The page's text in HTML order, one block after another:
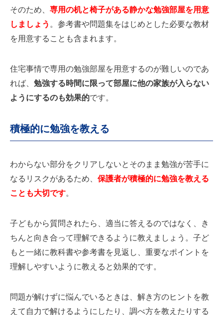
そのため、 専用の机と椅子がある静かな勉強部屋を用意
しましょう 。参考書や問題集をはじめとした必要な教材
を用意することも含まれます。
住宅事情で専用の勉強部屋を用意するのが難しいのであ
れば、 勉強する時間に限って部屋に他の家族が入らない
ようにするのも効果的です。
積極的に勉強を教える
わからない部分をクリアしないとそのまま勉強が苦手に
なるリスクがあるため、 保護者が積極的に勉強を教える
ことも大切です。
子どもから質問されたら、適当に答えるのではなく、き
ちんと向き合って理解できるように教えましょう。子ど
もと一緒に教科書や参考書を見返し、重要なポイントを
理解しやすいように教えると効果的です。
問題が解けずに悩んでいるときは、解き方のヒントを教
えて自力で解けるようにしたり、調べ方を教えたりする